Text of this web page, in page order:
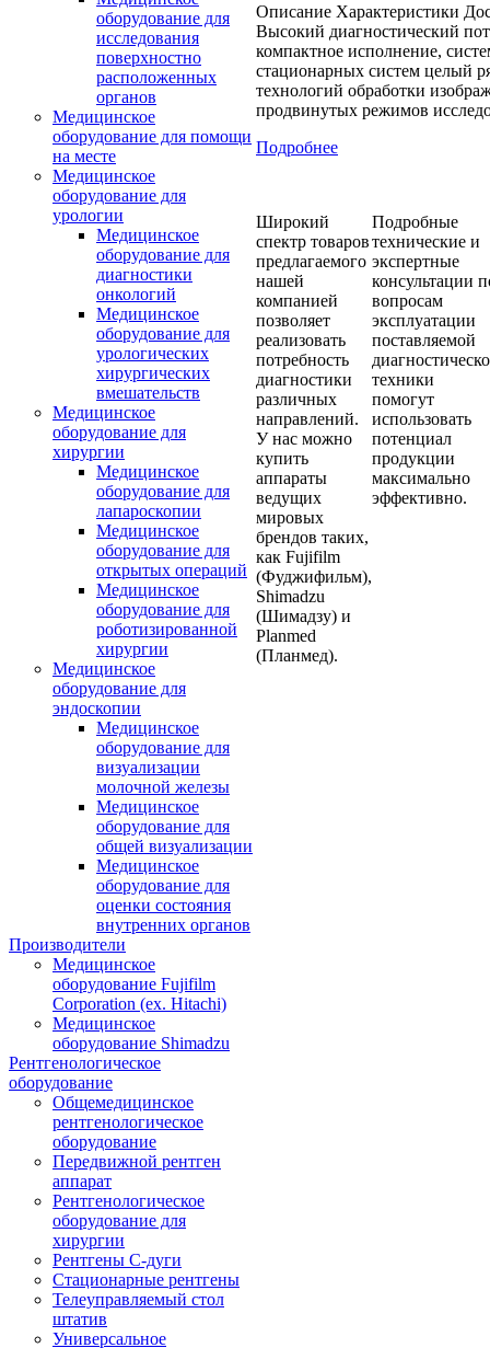
оборудование для
исследования
поверхностно
расположенных
органов
Медицинское
оборудование для помощи
на месте
Медицинское
оборудование для
урологии
Медицинское
оборудование для
диагностики
онкологий
Медицинское
оборудование для
урологических
хирургических
вмешательств
Медицинское
оборудование для
хирургии
Медицинское
оборудование для
лапароскопии
Медицинское
оборудование для
открытых операций
Медицинское
оборудование для
роботизированной
хирургии
Медицинское
оборудование для
эндоскопии
Медицинское
оборудование для
визуализации
молочной железы
Медицинское
оборудование для
общей визуализации
Медицинское
оборудование для
оценки состояния
внутренних органов
Производители
Медицинское
оборудование Fujifilm
Corporation (ex. Hitachi)
Медицинское
оборудование Shimadzu
Рентгенологическое
оборудование
Общемедицинское
рентгенологическое
оборудование
Передвижной рентген
аппарат
Рентгенологическое
оборудование для
хирургии
Рентгены С-дуги
Стационарные рентгены
Телеуправляемый стол
штатив
Универсальное
Описание Характеристики
Высокий диагностический
компактное исполнение,
стационарных систем целый
технологий обработки
продвинутых режимов
Подробнее
Широкий
спектр товаров
предлагаемого
нашей
компанией
позволяет
реализовать
потребность
диагностики
различных
направлений.
У нас можно
купить
аппараты
ведущих
мировых
брендов таких,
как Fujifilm
(Фуджифильм),
Shimadzu
(Шимадзу) и
Planmed
(Планмед).
Подробные
технические и
экспертные
консультации
вопросам
эксплуатации
поставляемой
техники
помогут
использовать
потенциал
продукции
максимально
эффективно.